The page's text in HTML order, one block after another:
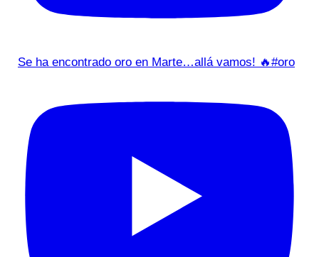
Se ha encontrado oro en Marte…allá vamos! 🔥#oro